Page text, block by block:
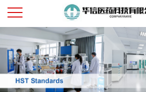
公
司
首